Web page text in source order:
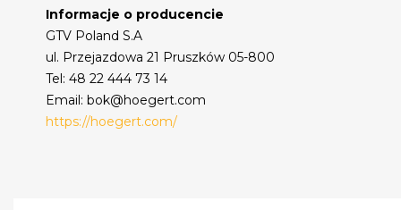
Informacje o producencie
GTV Poland S.A
ul. Przejazdowa 21 Pruszków 05-800
Tel: 48 22 444 73 14
Email: bok@hoegert.com
https://hoegert.com/